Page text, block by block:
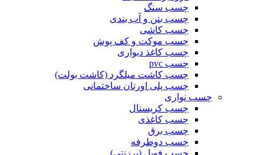
چسب سنگ
چسب بتن و آب بندی
چسب کاشی
چسب موکت و کف پوش
چسب کاغذ دیواری
چسب pvc
چسب کاشت میلگرد (کاشت بولت)
چسب پلی اورتان ساختمانی
چسب نواری
چسب کریستال
چسب کاغذی
چسب برق
چسب دوطرفه